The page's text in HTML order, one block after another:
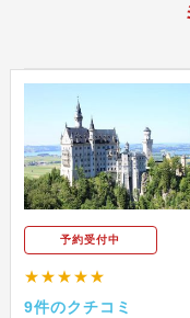
予約受付中
★★★★★
9件のクチコミ